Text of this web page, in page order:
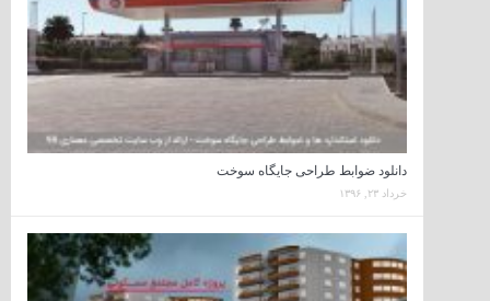
دانلود ضوابط طراحی جایگاه سوخت
خرداد ۲۳, ۱۳۹۶